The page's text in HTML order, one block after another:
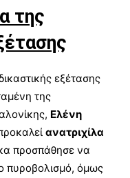
της
εξέτασης
της
Ελένη
ανατριχίλα
προσπάθησε να
πυροβολισμό, όμως